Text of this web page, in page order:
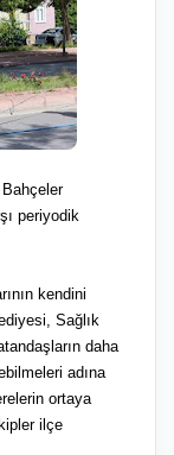
periyodik
kendini
Sağlık
daha
adına
ortaya
ilçe